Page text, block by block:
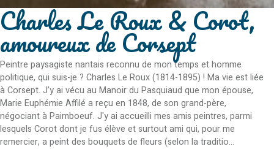
Charles Le Roux & Corot,
amoureux de Corsept
Peintre paysagiste nantais reconnu de mon temps et homme
politique, qui suis-je ? Charles Le Roux (1814-1895) ! Ma vie est liée
à Corsept. J'y ai vécu au Manoir du Pasquiaud que mon épouse,
Marie Euphémie Affilé a reçu en 1848, de son grand-père,
négociant à Paimboeuf. J'y ai accueilli mes amis peintres, parmi
lesquels Corot dont je fus élève et surtout ami qui, pour me
remercier, a peint des bouquets de fleurs (selon la traditio...